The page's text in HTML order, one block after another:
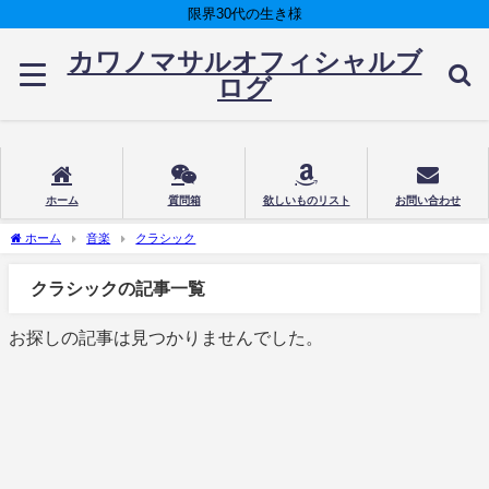
限界30代の生き様
カワノマサルオフィシャルブ
ログ
ホーム 質問箱 欲しいものリスト お問い合わせ
ホーム 音楽 クラシック
クラシックの記事一覧
お探しの記事は見つかりませんでした。